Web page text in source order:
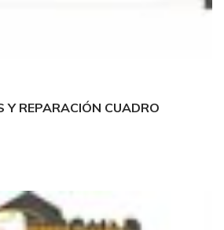
Y REPARACIÓN CUADRO